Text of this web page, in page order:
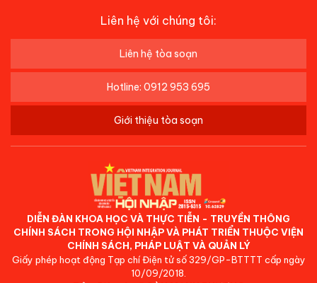
Liên hệ với chúng tôi:
Liên hệ tòa soạn
Hotline: 0912 953 695
Giới thiệu tòa soạn
DIỄN ĐÀN KHOA HỌC VÀ THỰC TIỄN - TRUYỀN THÔNG
CHÍNH SÁCH TRONG HỘI NHẬP VÀ PHÁT TRIỂN THUỘC VIỆN
CHÍNH SÁCH, PHÁP LUẬT VÀ QUẢN LÝ
Giấy phép hoạt động Tạp chí Điện tử số 329/GP-BTTTT cấp ngày
10/09/2018.